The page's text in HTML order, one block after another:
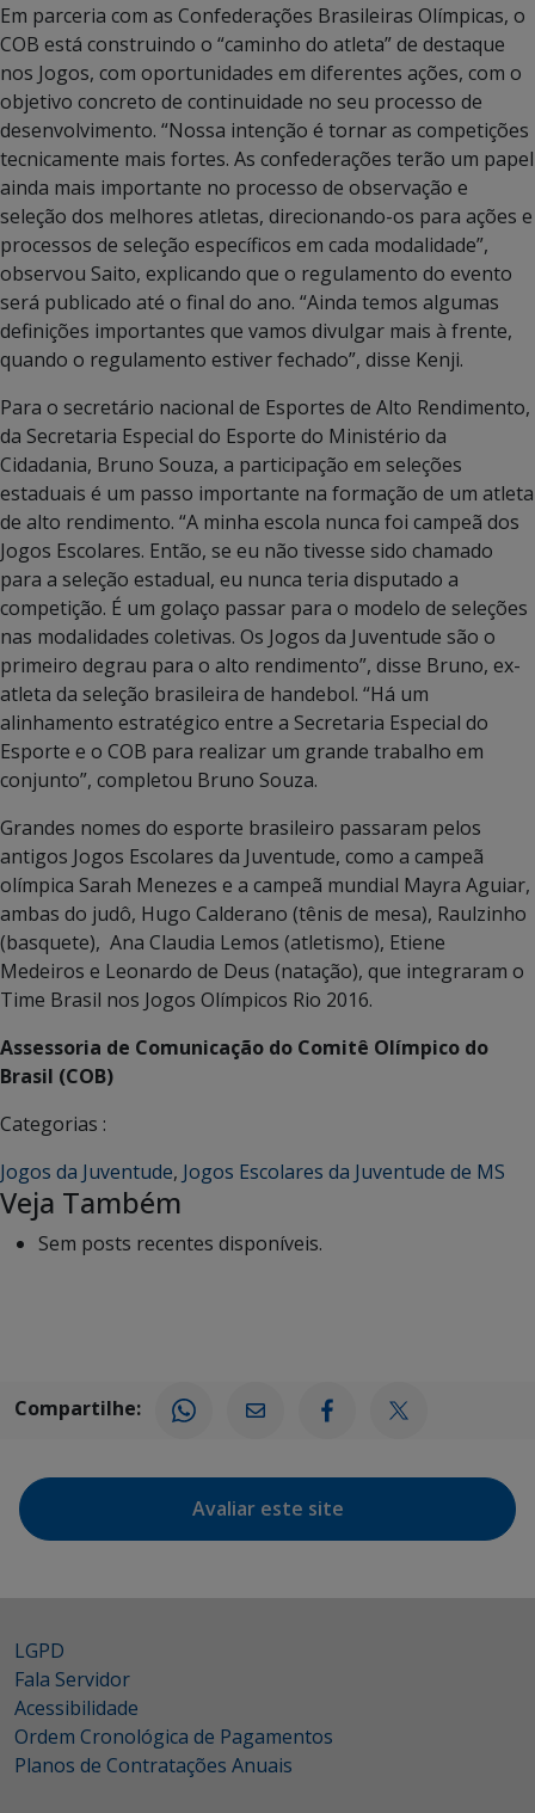
Em parceria com as Confederações Brasileiras Olímpicas, o
COB está construindo o “caminho do atleta” de destaque
nos Jogos, com oportunidades em diferentes ações, com o
objetivo concreto de continuidade no seu processo de
desenvolvimento. “Nossa intenção é tornar as competições
tecnicamente mais fortes. As confederações terão um papel
ainda mais importante no processo de observação e
seleção dos melhores atletas, direcionando-os para ações e
processos de seleção específicos em cada modalidade”,
observou Saito, explicando que o regulamento do evento
será publicado até o final do ano. “Ainda temos algumas
definições importantes que vamos divulgar mais à frente,
quando o regulamento estiver fechado”, disse Kenji.
Para o secretário nacional de Esportes de Alto Rendimento,
da Secretaria Especial do Esporte do Ministério da
Cidadania, Bruno Souza, a participação em seleções
estaduais é um passo importante na formação de um atleta
de alto rendimento. “A minha escola nunca foi campeã dos
Jogos Escolares. Então, se eu não tivesse sido chamado
para a seleção estadual, eu nunca teria disputado a
competição. É um golaço passar para o modelo de seleções
nas modalidades coletivas. Os Jogos da Juventude são o
primeiro degrau para o alto rendimento”, disse Bruno, ex-
atleta da seleção brasileira de handebol. “Há um
alinhamento estratégico entre a Secretaria Especial do
Esporte e o COB para realizar um grande trabalho em
conjunto”, completou Bruno Souza.
Grandes nomes do esporte brasileiro passaram pelos
antigos Jogos Escolares da Juventude, como a campeã
olímpica Sarah Menezes e a campeã mundial Mayra Aguiar,
ambas do judô, Hugo Calderano (tênis de mesa), Raulzinho
(basquete), Ana Claudia Lemos (atletismo), Etiene
Medeiros e Leonardo de Deus (natação), que integraram o
Time Brasil nos Jogos Olímpicos Rio 2016.
Assessoria de Comunicação do Comitê Olímpico do
Brasil (COB)
Categorias :
Jogos da Juventude, Jogos Escolares da Juventude de MS
Veja Também
Sem posts recentes disponíveis.
Compartilhe:
Avaliar este site
LGPD
Fala Servidor
Acessibilidade
Ordem Cronológica de Pagamentos
Planos de Contratações Anuais